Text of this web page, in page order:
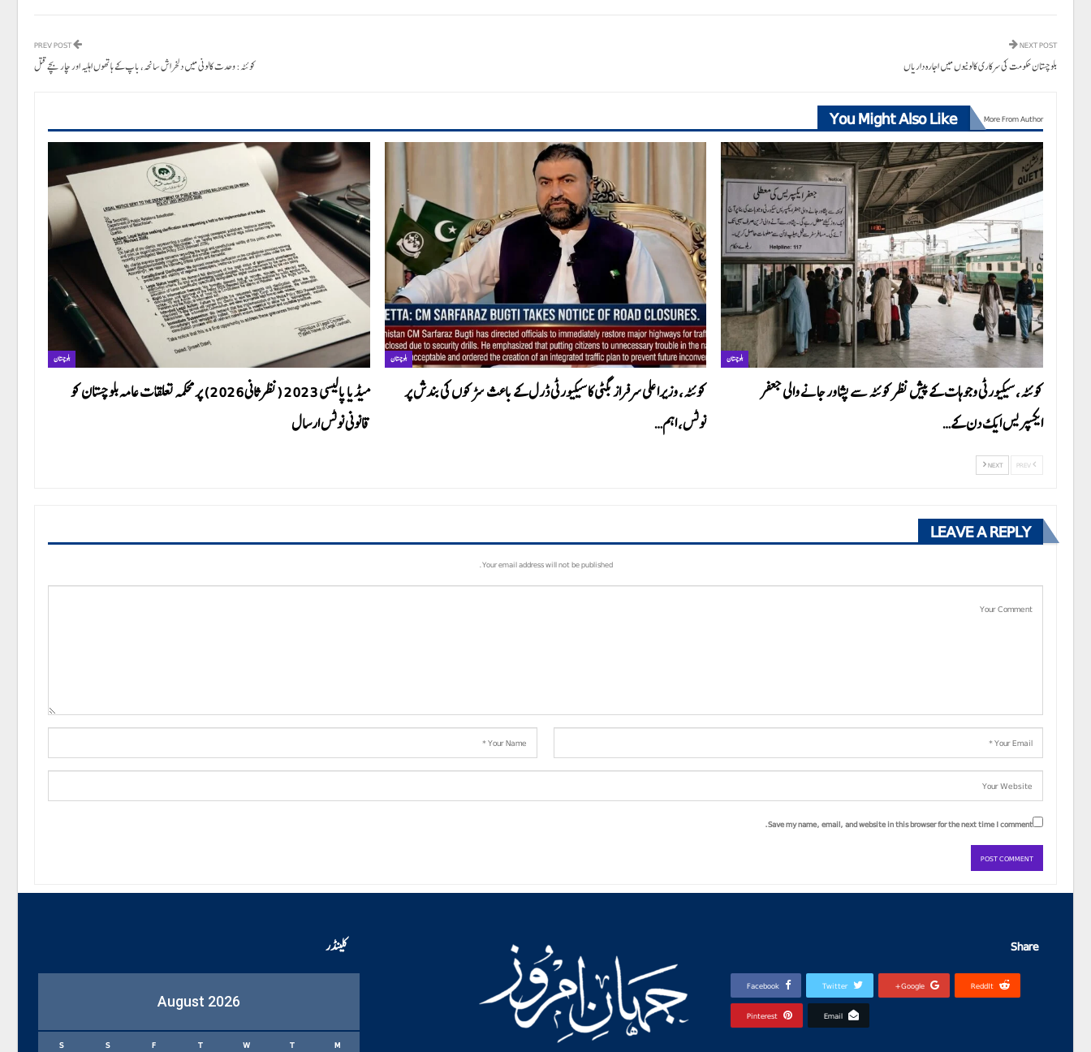
کوئٹہ: وحدت کالونی میں دلخراش سانحہ، باپ کے ہاتھوں اہلیہ اور چار بچے قتل
NEXT POST
بلوچستان حکومت کی سرکاری کالونیوں میں اجارہ داریاں
You Might Also Like More From Author
بلوچستان
میڈیا پالیسی 2023 (نظرثانی 2026) پر محکمہ تعلقات عامہ بلوچستان کو
قانونی نوٹس ارسال
بلوچستان
کوئٹہ، وزیراعلی سرفراز بگٹی کا سیکیورٹی ڈرل کے باعث سڑکوں کی بندش پر
نوٹس، اہم…
بلوچستان
کوئٹہ، سیکیورٹی وجوہات کے پیش نظر کوئٹہ سے پشاور جانے والی جعفر
ایکسپریس ایک دن کے…
NEXT
LEAVE A REPLY
Your email address will not be published.
Save my name, email, and website in this browser for the next time I comment.
کلینڈر
August 2026
M
T
W
T
F
S
S
Share
Facebook Twitter Google+ ReddIt
Pinterest Email